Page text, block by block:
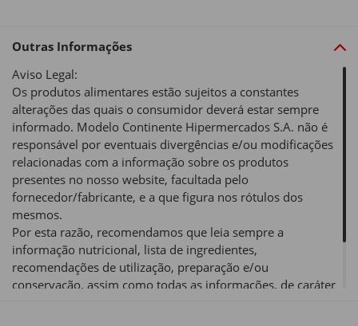
Outras Informações
Aviso Legal:
Os produtos alimentares estão sujeitos a constantes
alterações das quais o consumidor deverá estar sempre
informado. Modelo Continente Hipermercados S.A. não é
responsável por eventuais divergências e/ou modificações
relacionadas com a informação sobre os produtos
presentes no nosso website, facultada pelo
fornecedor/fabricante, e a que figura nos rótulos dos
mesmos.
Por esta razão, recomendamos que leia sempre a
informação nutricional, lista de ingredientes,
recomendações de utilização, preparação e/ou
conservação, assim como todas as informações, de caráter